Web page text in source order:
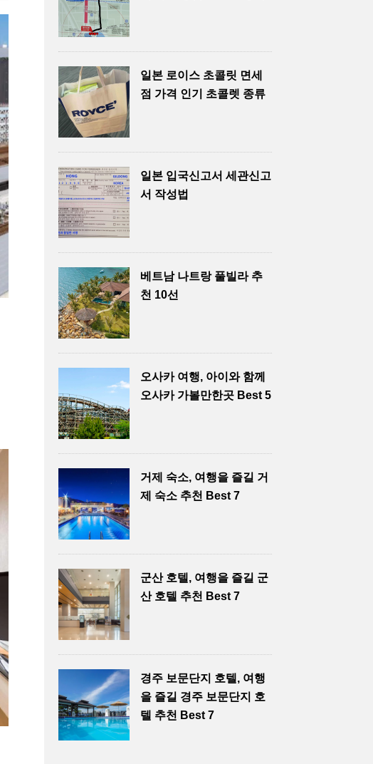
일본 로이스 초콜릿 면세
점 가격 인기 초콜렛 종류
일본 입국신고서 세관신고
서 작성법
베트남 나트랑 풀빌라 추
천 10선
오사카 여행, 아이와 함께
오사카 가볼만한곳 Best 5
거제 숙소, 여행을 즐길 거
제 숙소 추천 Best 7
군산 호텔, 여행을 즐길 군
산 호텔 추천 Best 7
경주 보문단지 호텔, 여행
을 즐길 경주 보문단지 호
텔 추천 Best 7